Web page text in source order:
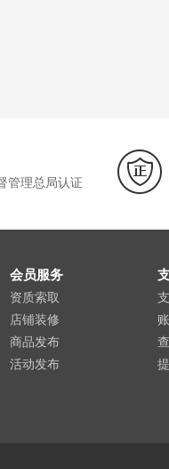
管理总局认证
会员服务
资质索取
店铺装修
商品发布
活动发布